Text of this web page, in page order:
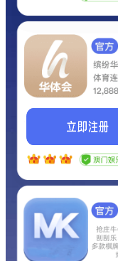
我们
我
它